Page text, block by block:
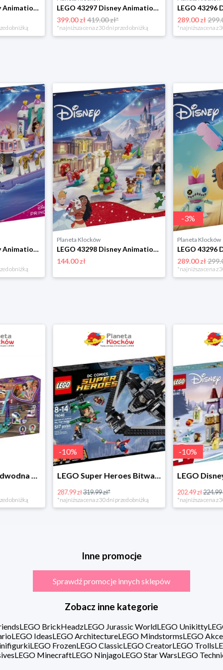
LEGO 43299 Disney Animation Królewska łódź weselna Arielki Lego
obniżką
LEGO 43297 Disney Animation Zamek Roszpunki Lego
399.00 zł419.00 zł*
*najniższa cena z 30 dni przed obniżką
289.00 zł
*najniższa cena z
LEGO 43299 Disney Animation Królewska łódź weselna Arielki Lego
obniżką
Planeta Klocków
LEGO 43298 Disney Animation Kalendarz adwentowy na 2026 rok Lego
144.00 zł
-3%
Planeta Klocków
289.00 zł
*najniższa cena z
LEGO Super Heroes Bitwa powietrzna w super cenie
obniżką
-10%
LEGO Disney Princess 43180 Zimowe święto w zamku Belli
202.49 zł224.99 zł*
*najniższa cena z 30 dni przed obniżką
16.98 zł
Inne promocje
Sprawdź promocje innych sklepów
Zobacz inne kategorie
LEGO BrickHeadzLEGO Jurassic WorldLEGO Unikitty
LEGO IdeasLEGO ArchitectureLEGO MindstormsLEGO
LEGO FrozenLEGO ClassicLEGO CreatorLEGO Trolls
LEGO MinecraftLEGO NinjagoLEGO Star WarsLEGO